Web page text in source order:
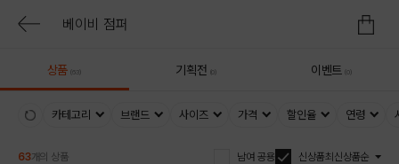
상품 (63) 기획전 (0) 이벤트 (0)
카테고리 브랜드 사이즈 가격 할인율 연령
63개의 상품 남여 공용 신상품최신상품순